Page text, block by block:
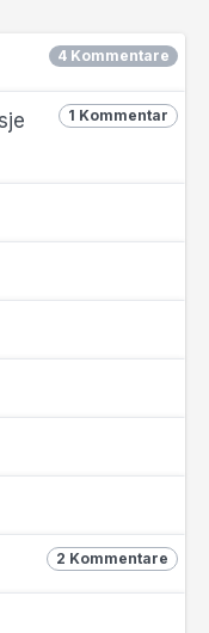
4 Kommentare
1 Kommentar
2 Kommentare